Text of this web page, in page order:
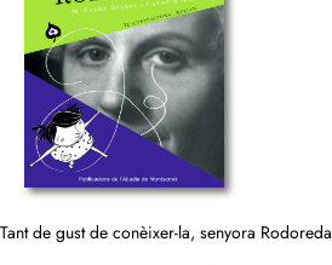
Tant de gust de conèixer-la, senyora Rodoreda